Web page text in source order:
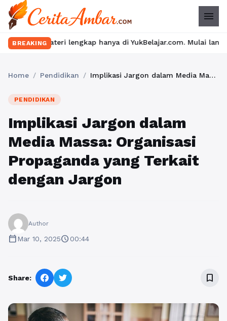
menu
BREAKING
lengkap hanya di YukBelajar.com. Mulai langkah
Home / Pendidikan / Implikasi Jargon dalam Media Massa: Organisasi Propaganda yang Terkait dengan Jargon
PENDIDIKAN
Implikasi Jargon dalam
Media Massa: Organisasi
Propaganda yang Terkait
dengan Jargon
Author
calendar_todayMar 10, 2025schedule00:44
Share: bookmark_border